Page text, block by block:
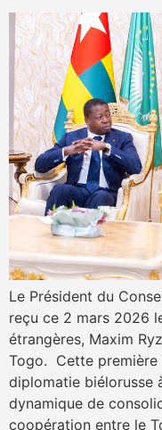
Le Président du
reçu ce 2 mars 2026
étrangères, Maxim
Togo. Cette
diplomatie biélorusse
dynamique de
coopération entre le